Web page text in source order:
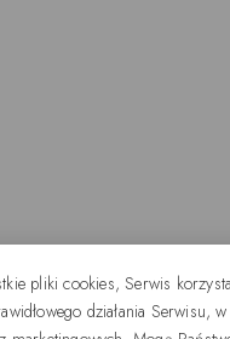
pliki cookies, Serwis
działania Serwisu,